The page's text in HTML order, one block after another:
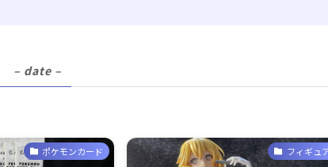
– date –
ポケモンカード フィギュ